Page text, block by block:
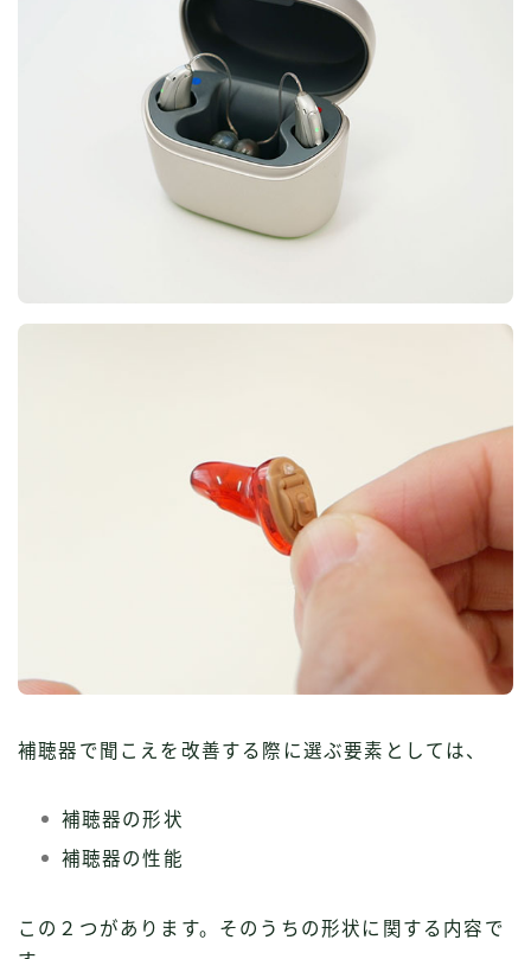
補聴器で聞こえを改善する際に選ぶ要素としては、
補聴器の形状
補聴器の性能
この２つがあります。そのうちの形状に関する内容で